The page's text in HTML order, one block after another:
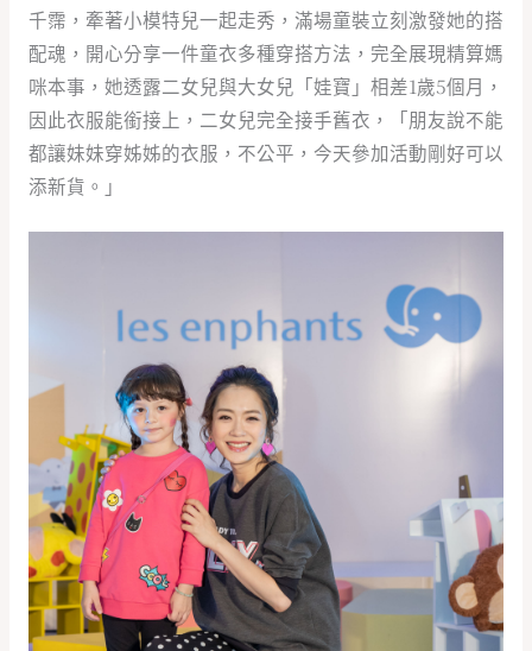
千霈，牽著小模特兒一起走秀，滿場童裝立刻激發她的搭
配魂，開心分享一件童衣多種穿搭方法，完全展現精算媽
咪本事，她透露二女兒與大女兒「娃寶」相差1歲5個月，
因此衣服能銜接上，二女兒完全接手舊衣，「朋友說不能
都讓妹妹穿姊姊的衣服，不公平，今天參加活動剛好可以
添新貨。」